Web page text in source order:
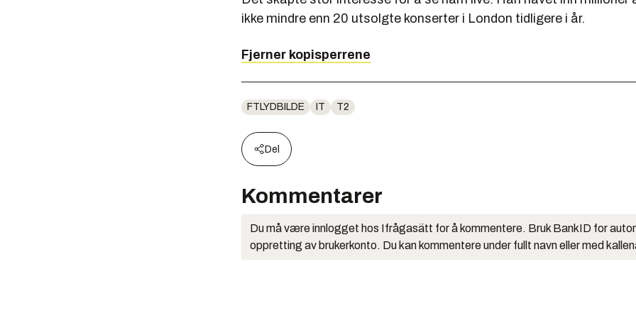
ikke mindre enn 20 utsolgte konserter i London tidligere i år.
Fjerner kopisperrene
FTLYDBILDE IT T2
Del
Kommentarer
Du må være innlogget hos Ifrågasätt for å kommentere. Bruk BankID for
oppretting av brukerkonto. Du kan kommentere under fullt navn eller med